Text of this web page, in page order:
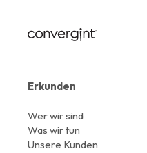
Erkunden
Wer wir sind
Was wir tun
Unsere Kunden